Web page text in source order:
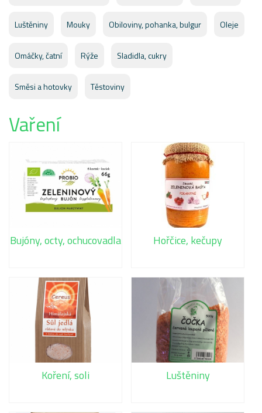
Luštěniny Mouky Obiloviny, pohanka, bulgur Oleje
Omáčky, čatní Rýže Sladidla, cukry
Směsi a hotovky Těstoviny
Vaření
Bujóny, octy, ochucovadla Hořčice, kečupy
Koření, soli Luštěniny